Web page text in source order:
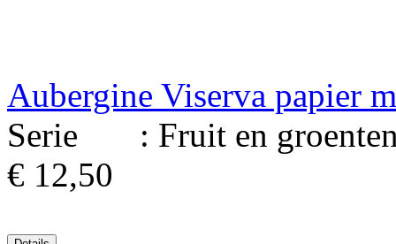
Aubergine Viserva papier
Serie : Fruit en
€ 12,50